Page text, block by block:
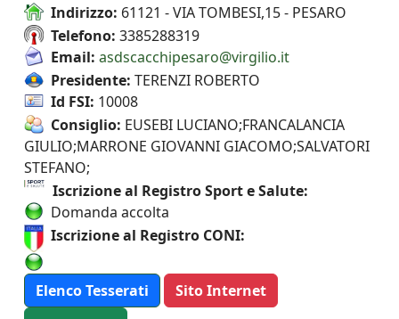
Indirizzo: 61121 - VIA TOMBESI,15 - PESARO
Telefono: 3385288319
Email: asdscacchipesaro@virgilio.it
Presidente: TERENZI ROBERTO
Id FSI: 10008
Consiglio: EUSEBI LUCIANO;FRANCALANCIA
GIULIO;MARRONE GIOVANNI GIACOMO;SALVATORI
STEFANO;
Iscrizione al Registro Sport e Salute:
Domanda accolta
Iscrizione al Registro CONI:
Elenco Tesserati
Sito Internet